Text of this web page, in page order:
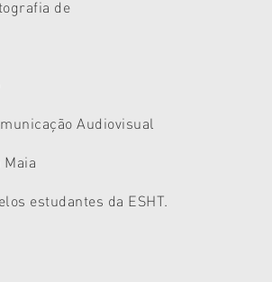
de
Audiovisual
Maia
estudantes da ESHT.